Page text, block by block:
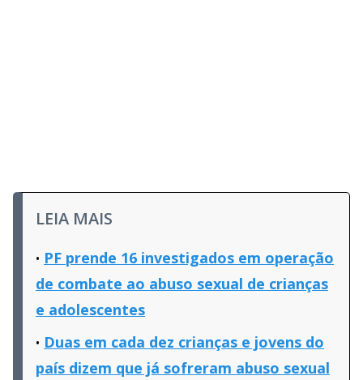
LEIA MAIS
PF prende 16 investigados em operação
de combate ao abuso sexual de crianças
e adolescentes
Duas em cada dez crianças e jovens do
país dizem que já sofreram abuso sexual